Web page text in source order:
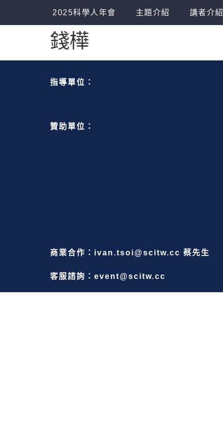
2025科學人年會 主題介紹 講者介紹
錢樺
指導單位：
贊助單位：
商業合作：ivan.tsoi@scitw.cc 蔡先生
客服諮詢：event@scitw.cc